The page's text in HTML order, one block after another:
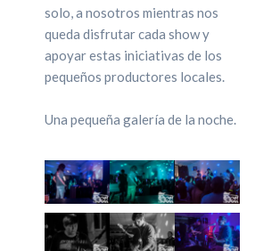
solo, a nosotros mientras nos
queda disfrutar cada show y
apoyar estas iniciativas de los
pequeños productores locales.
Una pequeña galería de la noche.